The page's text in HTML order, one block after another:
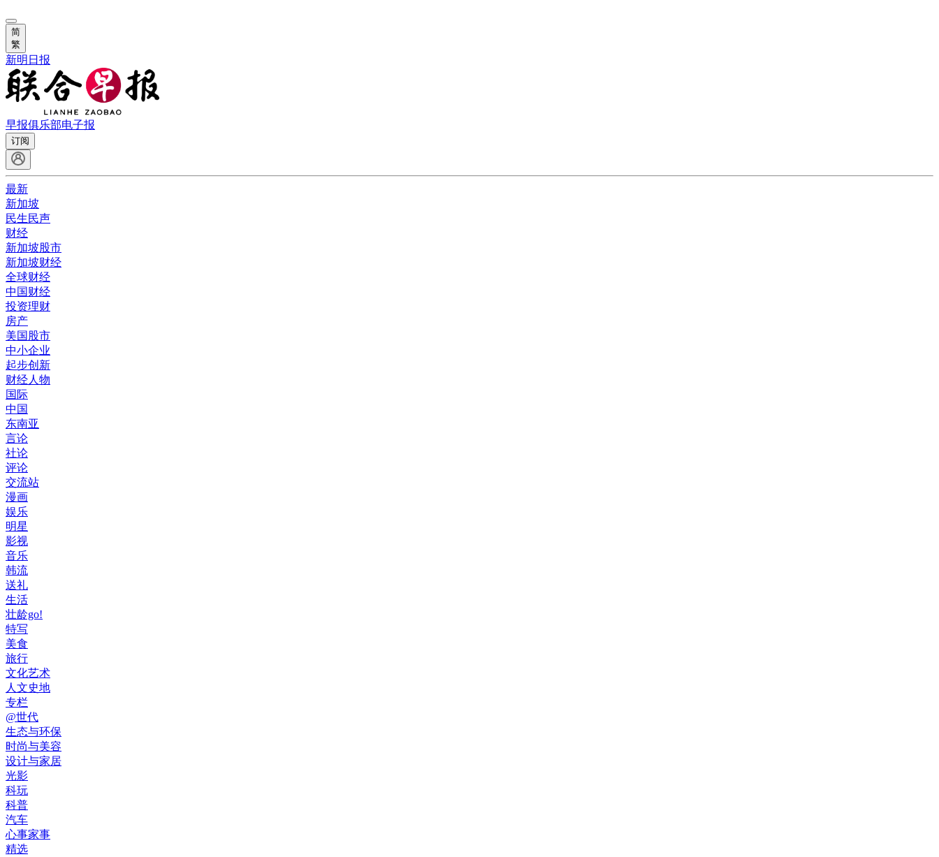
简
繁
新明日报
早报俱乐部电子报
订阅
最新
新加坡
民生民声
财经
新加坡股市
新加坡财经
全球财经
中国财经
投资理财
房产
美国股市
中小企业
起步创新
财经人物
国际
中国
东南亚
言论
社论
评论
交流站
漫画
娱乐
明星
影视
音乐
韩流
送礼
生活
壮龄go!
特写
美食
旅行
文化艺术
人文史地
专栏
@世代
生态与环保
时尚与美容
设计与家居
光影
科玩
科普
汽车
心事家事
精选